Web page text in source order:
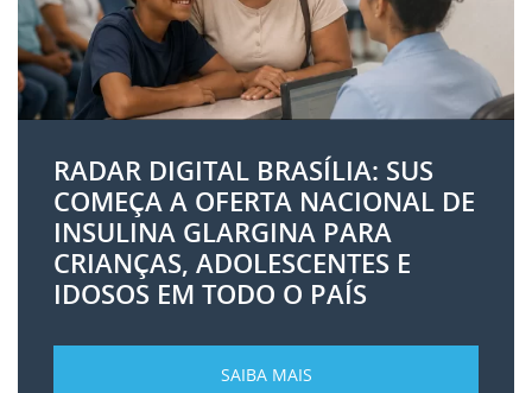
RADAR DIGITAL BRASÍLIA: SUS
COMEÇA A OFERTA NACIONAL DE
INSULINA GLARGINA PARA
CRIANÇAS, ADOLESCENTES E
IDOSOS EM TODO O PAÍS
SAIBA MAIS